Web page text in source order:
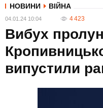
НОВИНИ ВІЙНА
04.01.24 10:04 4 423
Вибух
випустили